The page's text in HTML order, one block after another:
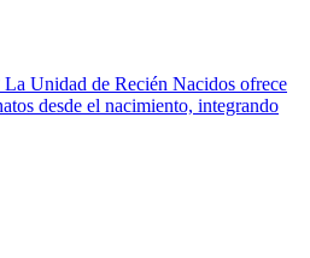
La Unidad de Recién Nacidos ofrece
desde el nacimiento, integrando